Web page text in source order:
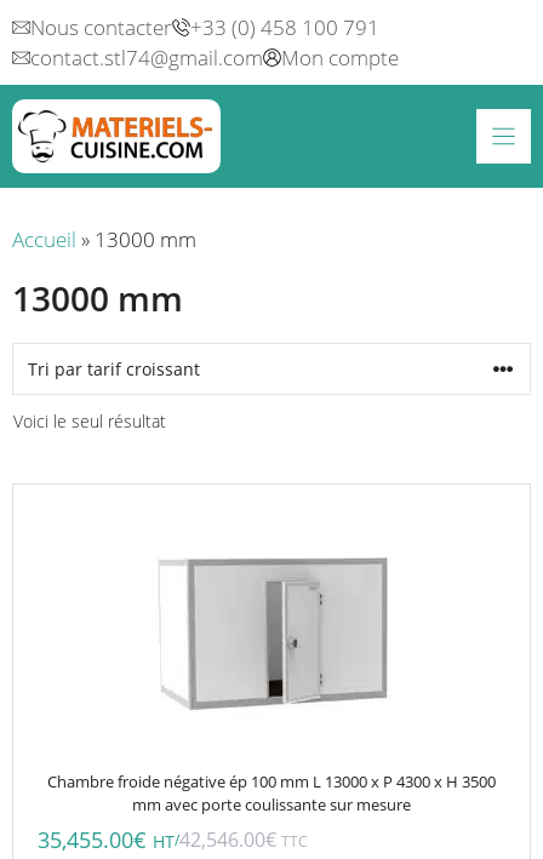
Aller
au
contenu
Nous contacter
+33 (0) 458 100 791
contact.stl74@gmail.com
Mon compte
Accueil » 13000 mm
13000 mm
Voici le seul résultat
Chambre froide négative ép 100 mm L 13000 x P 4300 x H 3500
mm avec porte coulissante sur mesure
35,455.00€ HT/42,546.00€ TTC